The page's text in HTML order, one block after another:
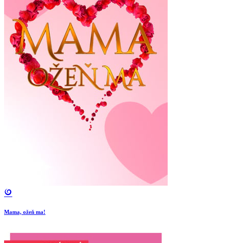
Mama, ožeň ma!